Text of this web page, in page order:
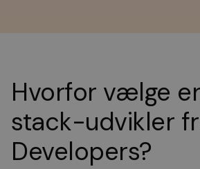
Hvorfor vælge
stack-udvikler
Developers?